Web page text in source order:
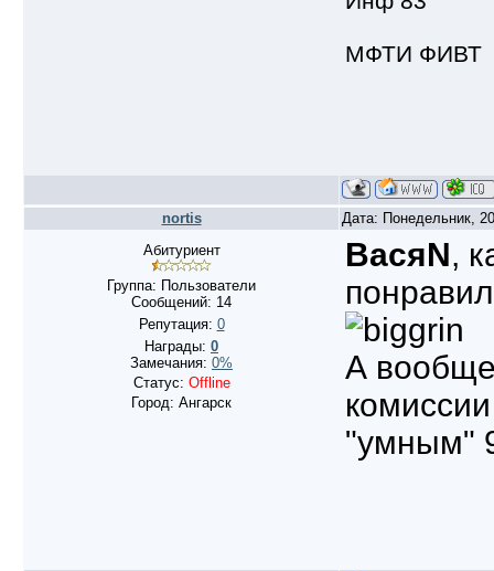
МФТИ ФИВТ
nortis
Дата: Понедельник,
Абитуриент
Группа: Пользователи
Сообщений: 14
Репутация: 0
Награды: 0
Замечания: 0%
Статус: Offline
Город: Ангарск
ВасяN,
А
"умным"